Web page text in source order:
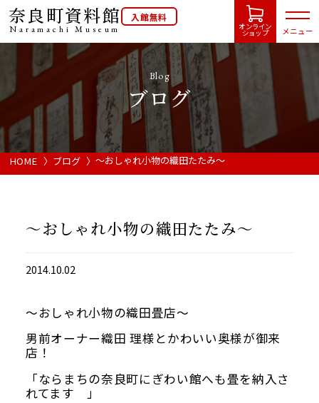
奈良町資料館
NaramachiMuseum
入館無料
オンライン
ショップ メニュー
HOME
開館カレンダー
Blog
ブログ
HOME ブログ ～おしゃれ小物の織田たたみ～
～おしゃれ小物の織田たたみ～
2014.10.02
～おしゃれ小物の織田畳店～
男前オーナー織田 理様とかわいい奥様が御来
店！
「ならまちの奈良町にぎわい館へも畳を納入さ
れてます 」